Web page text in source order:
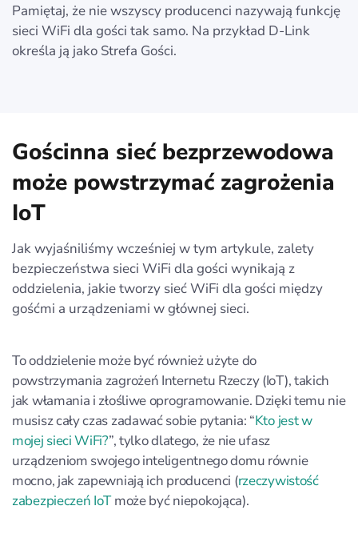
Pamiętaj, że nie wszyscy producenci nazywają funkcję
sieci WiFi dla gości tak samo. Na przykład D-Link
określa ją jako Strefa Gości.
Gościnna sieć bezprzewodowa
może powstrzymać zagrożenia
IoT
Jak wyjaśniliśmy wcześniej w tym artykule, zalety
bezpieczeństwa sieci WiFi dla gości wynikają z
oddzielenia, jakie tworzy sieć WiFi dla gości między
gośćmi a urządzeniami w głównej sieci.
To oddzielenie może być również użyte do
powstrzymania zagrożeń Internetu Rzeczy (IoT), takich
jak włamania i złośliwe oprogramowanie. Dzięki temu nie
musisz cały czas zadawać sobie pytania: “Kto jest w
mojej sieci WiFi?”, tylko dlatego, że nie ufasz
urządzeniom swojego inteligentnego domu równie
mocno, jak zapewniają ich producenci (rzeczywistość
zabezpieczeń IoTmoże być niepokojąca).